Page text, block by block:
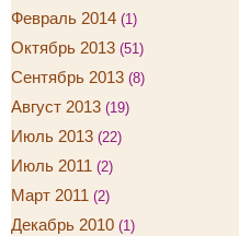
Февраль 2014 (1)
Октябрь 2013 (51)
Сентябрь 2013 (8)
Август 2013 (19)
Июль 2013 (22)
Июль 2011 (2)
Март 2011 (2)
Декабрь 2010 (1)